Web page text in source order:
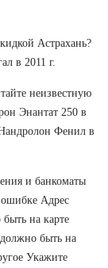
Астрахань?
в 2011 г.
неизвестную
Энантат 250 в
Фенил в
и банкоматы
Адрес
на карте
быть на
Укажите